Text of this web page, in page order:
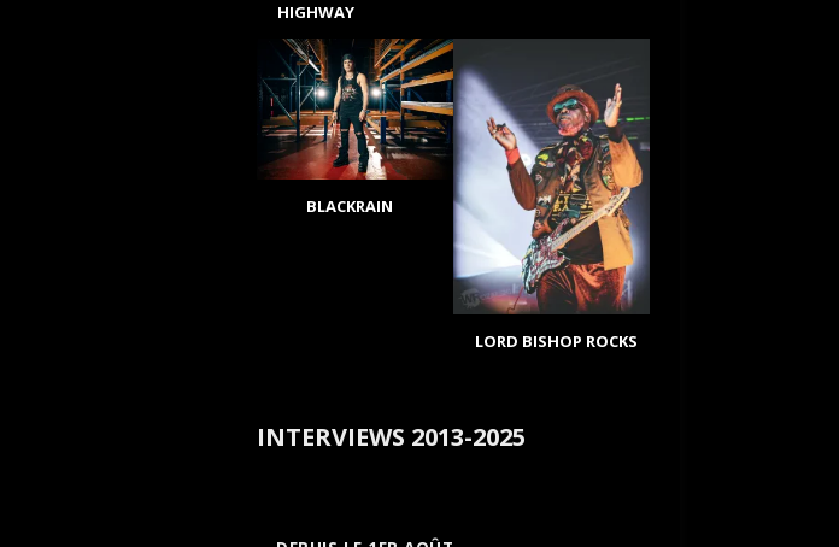
HIGHWAY
BLACKRAIN
LORD BISHOP ROCKS
INTERVIEWS 2013-2025